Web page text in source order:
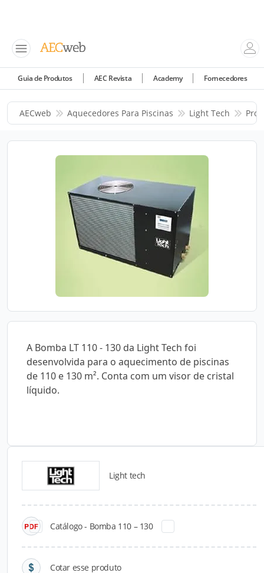
Guia de Produtos AEC Revista Academy Fornecedores
AECweb Aquecedores Para Piscinas Light Tech
A Bomba LT 110 - 130 da Light Tech foi
desenvolvida para o aquecimento de piscinas
de 110 e 130 m². Conta com um visor de cristal
líquido.
Light tech
Catálogo - Bomba 110 – 130
Cotar esse produto
Catálogos para Download